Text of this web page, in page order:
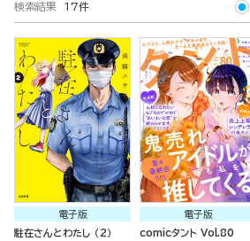
検索結果 17件
電子版
駐在さんとわたし （2）
電子版
comicタント Vol.80